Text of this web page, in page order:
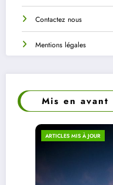
Contactez nous
Mentions légales
Mis en avant
ARTICLES MIS À JOUR